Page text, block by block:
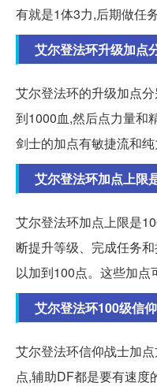
有就是1体3力,后期做任
艾尔登法环升级加点
艾尔登法环的升级加点
到1000血,然后点力量和
剑士的加点有敏捷流和纯
艾尔登法环加点上限
艾尔登法环加点上限是
断提升等级、完成任务
以加到100点。这些加点
艾尔登法环100级信
艾尔登法环信仰战士加
点,辅助DF都是要有速度